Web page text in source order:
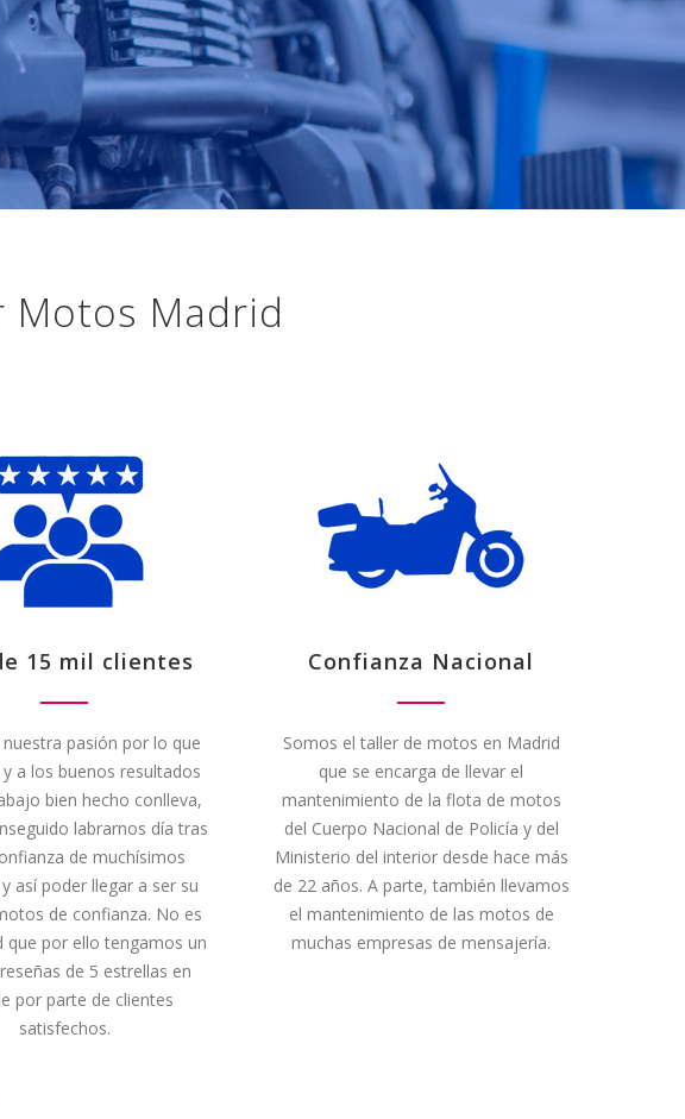
Motos Madrid
15 mil clientes
nuestra pasión por lo que
a los buenos resultados
bien hecho conlleva,
labrarnos día tras
de muchísimos
así poder llegar a ser su
de confianza. No es
que por ello tengamos un
de 5 estrellas en
por parte de clientes
satisfechos.
Confianza Nacional
Somos el taller de motos en Madrid
que se encarga de llevar el
mantenimiento de la flota de motos
del Cuerpo Nacional de Policía y del
Ministerio del interior desde hace más
de 22 años. A parte, también llevamos
el mantenimiento de las motos de
muchas empresas de mensajería.